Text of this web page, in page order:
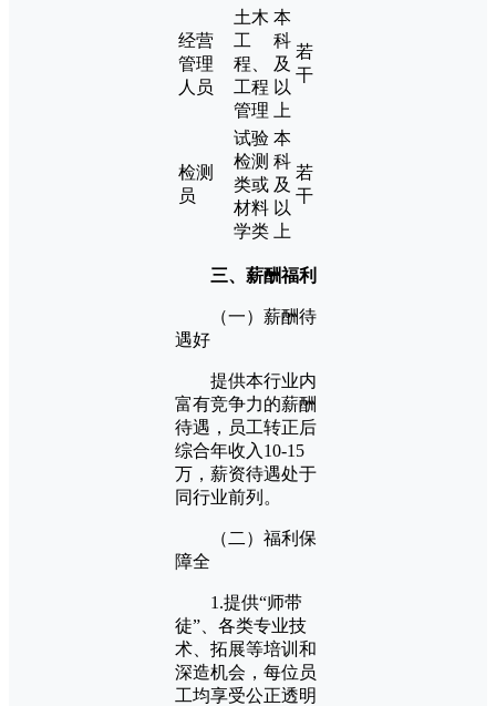
经营
管理
人员
土木
工
程、
工程
管理
本
科
及
以
上
若
干
检测
员
试验
检测
类或
材料
学类
本
科
及
以
上
若
干
三、薪酬福利
（一）薪酬待
遇好
提供本行业内
富有竞争力的薪酬
待遇，员工转正后
综合年收入10-15
万，薪资待遇处于
同行业前列。
（二）福利保
障全
1.提供“师带
徒”、各类专业技
术、拓展等培训和
深造机会，每位员
工均享受公正透明